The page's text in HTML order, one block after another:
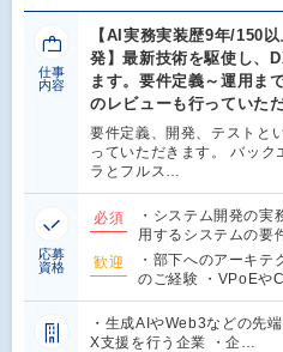
仕事
内容
【AI実務実装歴9年/150
発】最新技術を駆使し、
ます。要件定義～運用ま
のレビューも行っていた
要件定義、開発、テストと
っていただきます。 バッ
ラとフルス…
応募
資格
必須
・システム開発の実
用するシステムの要
歓迎
・部下へのアーキテ
のご経験 ・VPoEや
・生成AIやWeb3などの先
X支援を行う企業 ・企…